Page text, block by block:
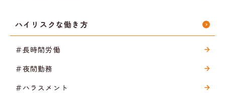
ハイリスクな働き方
＃長時間労働
＃夜間勤務
＃ハラスメント